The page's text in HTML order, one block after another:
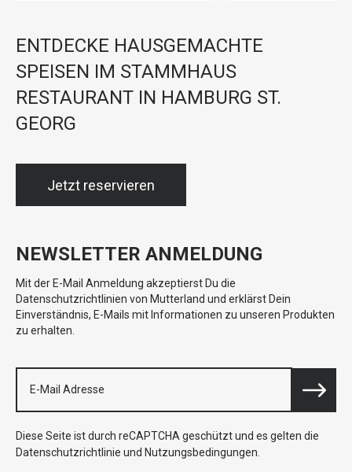
ENTDECKE HAUSGEMACHTE
SPEISEN IM STAMMHAUS
RESTAURANT IN HAMBURG ST.
GEORG
Jetzt reservieren
NEWSLETTER ANMELDUNG
Mit der E-Mail Anmeldung akzeptierst Du die
Datenschutzrichtlinien von Mutterland und erklärst Dein
Einverständnis, E-Mails mit Informationen zu unseren Produkten
zu erhalten.
Diese Seite ist durch reCAPTCHA geschützt und es gelten die
Datenschutzrichtlinie und Nutzungsbedingungen